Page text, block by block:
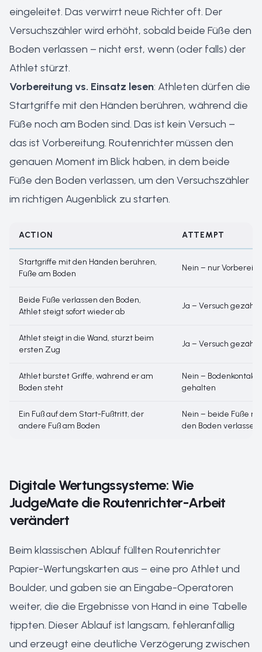
eingeleitet. Das verwirrt neue Richter oft. Der
Versuchszähler wird erhöht, sobald beide Füße den
Boden verlassen – nicht erst, wenn (oder falls) der
Athlet stürzt.
Vorbereitung vs. Einsatz lesen: Athleten dürfen die
Startgriffe mit den Händen berühren, während die
Füße noch am Boden sind. Das ist kein Versuch –
das ist Vorbereitung. Routenrichter müssen den
genauen Moment im Blick haben, in dem beide
Füße den Boden verlassen, um den Versuchszähler
im richtigen Augenblick zu starten.
ACTION ATTEMPT
Startgriffe mit den Händen berühren,
Füße am Boden
Nein – nur
Beide Füße verlassen den Boden,
Athlet steigt sofort wieder ab
Ja – Versuch gezählt
Athlet steigt in die Wand, stürzt beim
ersten Zug
Ja – Versuch gezählt
Athlet bürstet Griffe, während er am
Boden steht
Nein – Bodenkontakt
gehalten
Ein Fuß auf dem Start-Fußtritt, der
andere Fuß am Boden
Nein – beide Füße
den Boden verlassen
Digitale Wertungssysteme: Wie
JudgeMate die Routenrichter-Arbeit
verändert
Beim klassischen Ablauf füllten Routenrichter
Papier-Wertungskarten aus – eine pro Athlet und
Boulder, und gaben sie an Eingabe-Operatoren
weiter, die die Ergebnisse von Hand in eine Tabelle
tippten. Dieser Ablauf ist langsam, fehleranfällig
und erzeugt eine deutliche Verzögerung zwischen